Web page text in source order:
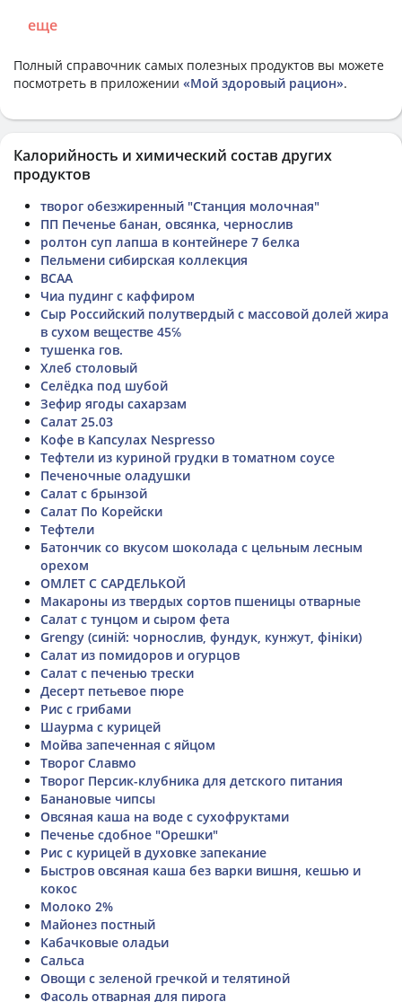
еще
Полный справочник самых полезных продуктов вы можете
посмотреть в приложении «Мой здоровый рацион».
Калорийность и химический состав других
продуктов
творог обезжиренный "Станция молочная"
ПП Печенье банан, овсянка, чернослив
ролтон суп лапша в контейнере 7 белка
Пельмени сибирская коллекция
BCAA
Чиа пудинг с каффиром
Сыр Российский полутвердый с массовой долей жира
в сухом веществе 45℅
тушенка гов.
Хлеб столовый
Селёдка под шубой
Зефир ягоды сахарзам
Салат 25.03
Кофе в Капсулах Nespresso
Тефтели из куриной грудки в томатном соусе
Печеночные оладушки
Салат с брынзой
Салат По Корейски
Тефтели
Батончик со вкусом шоколада с цельным лесным
орехом
ОМЛЕТ С САРДЕЛЬКОЙ
Макароны из твердых сортов пшеницы отварные
Салат с тунцом и сыром фета
Grengy (синій: чорнослив, фундук, кунжут, фініки)
Салат из помидоров и огурцов
Салат с печенью трески
Десерт петьевое пюре
Рис с грибами
Шаурма с курицей
Мойва запеченная с яйцом
Творог Славмо
Творог Персик-клубника для детского питания
Банановые чипсы
Овсяная каша на воде с сухофруктами
Печенье сдобное "Орешки"
Рис с курицей в духовке запекание
Быстров овсяная каша без варки вишня, кешью и
кокос
Молоко 2%
Майонез постный
Кабачковые оладьи
Сальса
Овощи с зеленой гречкой и телятиной
Фасоль отварная для пирога